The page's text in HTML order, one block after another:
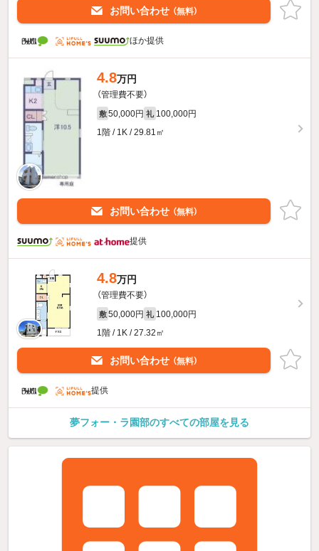
お問い合わせ （無料）
ほか提供
4.8万円
（管理費不要）
敷 50,000円 礼 100,000円
1階 / 1K / 29.81㎡
お問い合わせ （無料）
提供
4.8万円
（管理費不要）
敷 50,000円 礼 100,000円
1階 / 1K / 27.32㎡
お問い合わせ （無料）
提供
夢フォー・ラ園部のすべての部屋を見る